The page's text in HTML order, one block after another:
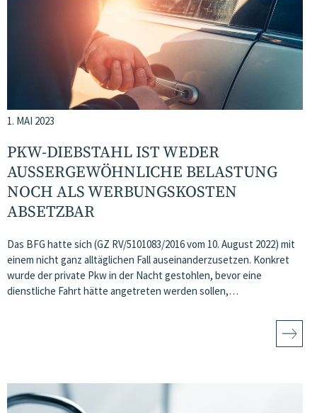
1. MAI 2023
PKW-DIEBSTAHL IST WEDER
AUSSERGEWÖHNLICHE BELASTUNG N
OCH ALS WERBUNGSKOSTEN A
BSETZBAR
Das BFG hatte sich (GZ RV/5101083/2016 vom 10. August 2022) mit
einem nicht ganz alltäglichen Fall auseinanderzusetzen. Konkret
wurde der private Pkw in der Nacht gestohlen, bevor eine
dienstliche Fahrt hätte angetreten werden sollen,…